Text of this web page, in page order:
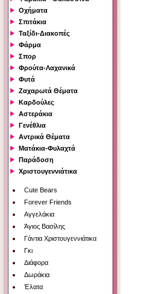
Οχήματα
Σπιτάκια
Ταξίδι-Διακοπές
Φάρμα
Σπορ
Φρούτα-Λαχανικά
Φυτά
Ζαχαρωτά Θέματα
Καρδούλες
Αστεράκια
Γενέθλια
Αντρικά Θέματα
Ματάκια-Φυλαχτά
Παράδοση
Χριστουγεννιάτικα
Cute Bears
Forever Friends
Αγγελάκια
Άγιος Βασίλης
Γάντια Χριστουγεννιάτικα
Γκι
Διάφορα
Δωράκια
Έλατα